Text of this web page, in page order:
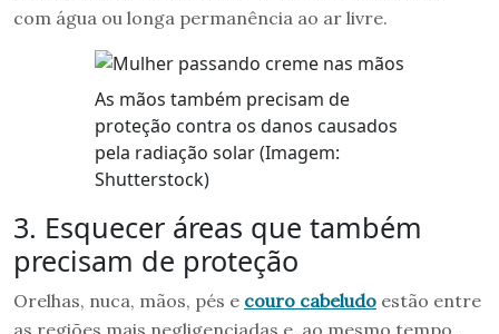
com água ou longa permanência ao ar livre.
As mãos também precisam de
proteção contra os danos causados
pela radiação solar (Imagem:
Shutterstock)
3. Esquecer áreas que também
precisam de proteção
Orelhas, nuca, mãos, pés e couro cabeludo estão entre
as regiões mais negligenciadas e, ao mesmo tempo,